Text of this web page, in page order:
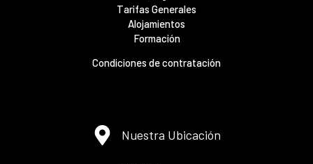
Tarifas Generales
Alojamientos
Formación
Condiciones de contratación
Nuestra Ubicación